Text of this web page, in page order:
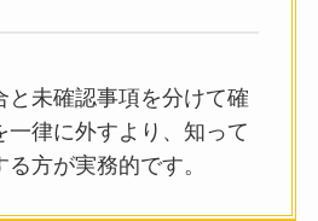
と未確認事項を分けて確
一律に外すより、知って
方が実務的です。